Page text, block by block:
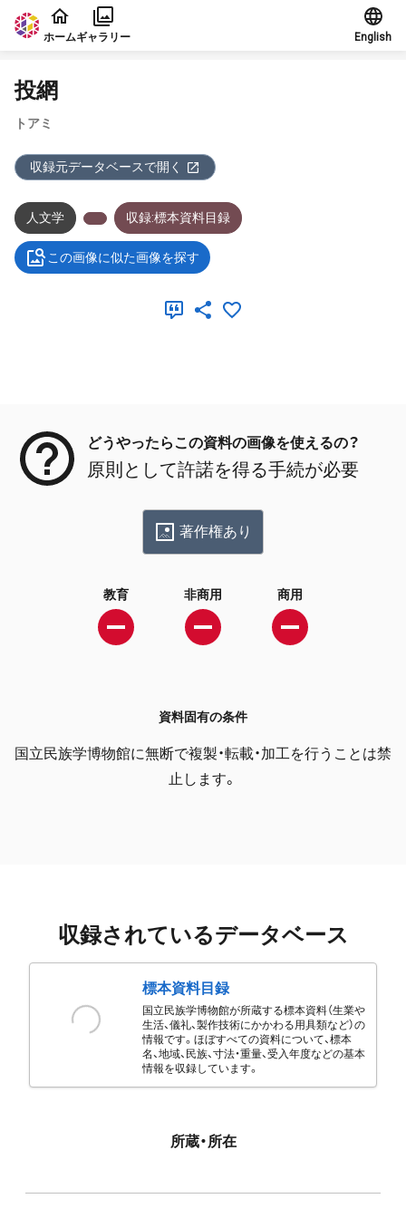
本文に飛ぶ
ホームギャラリー English
投網
トアミ
収録元データベースで開く
人文学 収録:標本資料目録
この画像に似た画像を探す
どうやったらこの資料の画像を使えるの？
原則として許諾を得る手続が必要
著作権あり
教育 非商用 商用
資料固有の条件
国立民族学博物館に無断で複製・転載・加工を行うことは禁
止します。
収録されているデータベース
標本資料目録
国立民族学博物館が所蔵する標本資料（生業や
生活、儀礼、製作技術にかかわる用具類など）の
情報です。ほぼすべての資料について、標本
名、地域、民族、寸法・重量、受入年度などの基本
情報を収録しています。
所蔵・所在